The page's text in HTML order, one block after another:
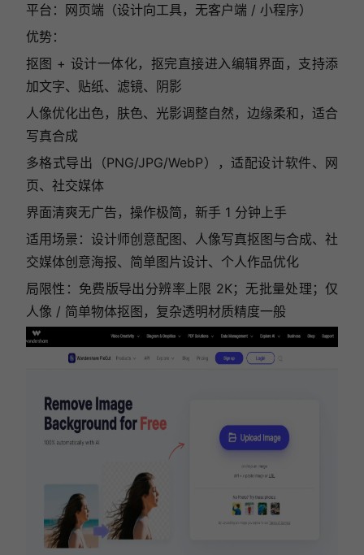
平台：网页端（设计向工具，无客户端 / 小程序）
优势：
抠图 + 设计一体化，抠完直接进入编辑界面，支持添
加文字、贴纸、滤镜、阴影
人像优化出色，肤色、光影调整自然，边缘柔和，适合
写真合成
多格式导出（PNG/JPG/WebP），适配设计软件、网
页、社交媒体
界面清爽无广告，操作极简，新手 1 分钟上手
适用场景：设计师创意配图、人像写真抠图与合成、社
交媒体创意海报、简单图片设计、个人作品优化
局限性：免费版导出分辨率上限 2K；无批量处理；仅
人像 / 简单物体抠图，复杂透明材质精度一般